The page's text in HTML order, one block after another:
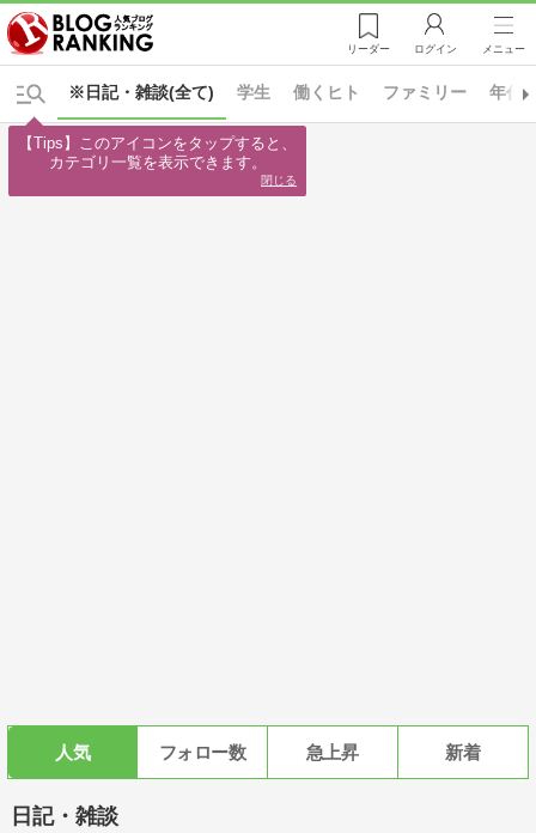
リーダー ログイン メニュー
※日記・雑談(全て) 学生 働くヒト ファミリー 年代
人気 フォロー数 急上昇 新着
日記・雑談
【Tips】このアイコンをタップすると、
カテゴリ一覧を表示できます。
閉じる